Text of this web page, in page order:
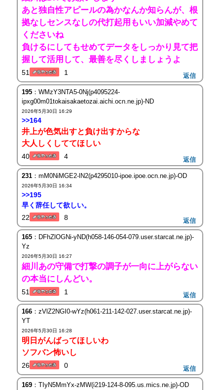
あと独自性アピールの為かなんか知らんが、根
拠なしセンスなしの代打起用もいい加減やめて
くださいね
負けるにしてもせめてデータをしっかり見て把
握して活用して、最善を尽くしましょうよ
51 1 返信
195：WMzY3NTA5-0Nj(p4095224-
ipxg00m01tokaisakaetozai.aichi.ocn.ne.jp)-ND
2026年5月30日 16:29
>>164
井上が色気出すと負け出すからな
大人しくしててほしい
40 4 返信
231：mM0NiMGE2-lN2(p4295010-ipoe.ipoe.ocn.ne.jp)-OD
2026年5月30日 16:34
>>195
早く辞任して欲しい。
22
8 返信
165：DFhZlOGNi-yND(h058-146-054-079.user.starcat.ne.jp)-
Yz
2026年5月30日 16:27
細川あの守備で打撃の調子が一向に上がらない
の本当にしんどい。
51 1 返信
166：zVlZ2NGI0-wYz(h061-211-142-027.user.starcat.ne.jp)-
YT
2026年5月30日 16:28
明日がんばってほしいわ
ソフバン怖いし
26 0 返信
169：TIyN5MmYx-zMW(i219-124-8-095.us.mics.ne.jp)-OD